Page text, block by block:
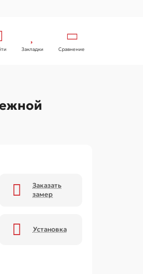
Закладки Сравнение
Заказать
замер
Установка